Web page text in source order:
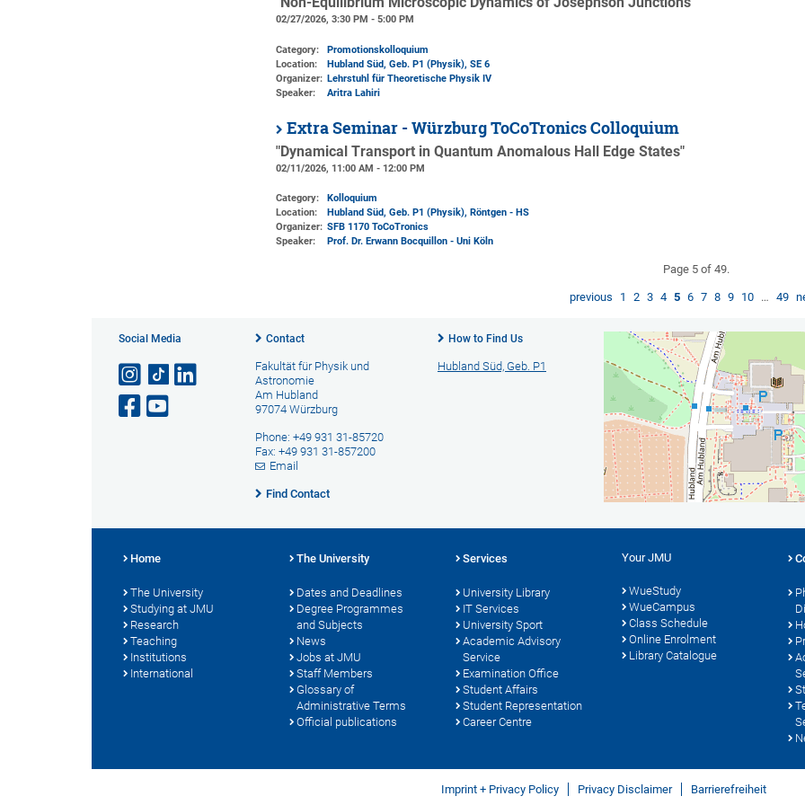
02/27/2026, 3:30 PM - 5:00 PM
Category:
Promotionskolloquium
Location:
Hubland Süd, Geb. P1 (Physik), SE 6
Organizer: Lehrstuhl für Theoretische Physik IV
Speaker:
Aritra Lahiri
Extra Seminar - Würzburg ToCoTronics Colloquium
"Dynamical Transport in Quantum Anomalous Hall Edge States"
02/11/2026, 11:00 AM - 12:00 PM
Category:
Kolloquium
Location:
Hubland Süd, Geb. P1 (Physik), Röntgen - HS
Organizer: SFB 1170 ToCoTronics
Speaker:
Prof. Dr. Erwann Bocquillon - Uni Köln
Page 5 of 49.
previous 1 2 3 4 5 6 7 8 9 10 … 49
Social Media Contact
Fakultät für Physik und
Astronomie
Am Hubland
97074 Würzburg
Phone: +49 931 31-85720
Fax: +49 931 31-857200
Email
Find Contact
How to Find Us
Hubland Süd, Geb. P1
Home
The University
Studying at JMU
Research
Teaching
Institutions
International
The University
Dates and Deadlines
Degree Programmes
and Subjects
News
Jobs at JMU
Staff Members
Glossary of
Administrative Terms
Official publications
Services
University Library
IT Services
University Sport
Academic Advisory
Service
Examination Office
Student Affairs
Student Representation
Career Centre
Your JMU
WueStudy
WueCampus
Class Schedule
Online Enrolment
Library Catalogue
Imprint + Privacy Policy Privacy Disclaimer Barrierefreiheit